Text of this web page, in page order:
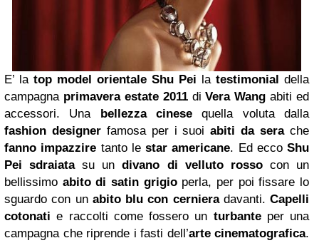
E’ la top model orientale Shu Pei la testimonial della
campagnaprimavera estate 2011 diVera Wangabiti ed
accessori. Una
bellezza cinesequella voluta dalla
fashion designerfamosa per i suoiabiti da serache
fanno impazzire tanto le star americane. Ed ecco Shu
Pei sdraiatasu undivano di velluto rosso con un
bellissimo abito di satin grigio perla, per poi fissare lo
sguardo con unabito blu con cernieradavanti. Capelli
cotonatie raccolti come fossero un turbanteper una
campagna che riprende i fasti dell’arte cinematografica.